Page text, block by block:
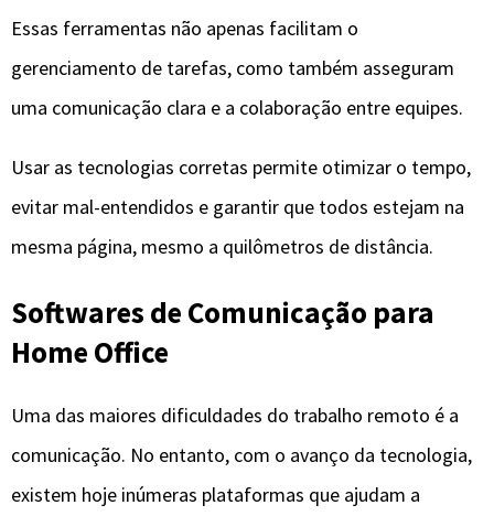
Essas ferramentas não apenas facilitam o
gerenciamento de tarefas, como também asseguram
uma comunicação clara e a colaboração entre equipes.
Usar as tecnologias corretas permite otimizar o tempo,
evitar mal-entendidos e garantir que todos estejam na
mesma página, mesmo a quilômetros de distância.
Softwares de Comunicação para
Home Office
Uma das maiores dificuldades do trabalho remoto é a
comunicação. No entanto, com o avanço da tecnologia,
existem hoje inúmeras plataformas que ajudam a